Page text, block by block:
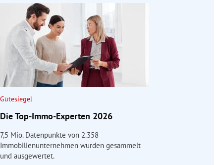
Gütesiegel
Die Top-Immo-Experten 2026
7,5 Mio. Datenpunkte von 2.358
Immobilienunternehmen wurden gesammelt
und ausgewertet.